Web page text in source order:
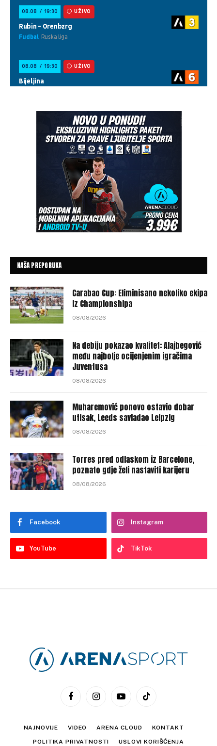
NAŠA PREPORUKA
Carabao Cup: Eliminisano nekoliko ekipa
iz Championshipa
08/08/2026
Na debiju pokazao kvalitet: Alajbegović
među najbolje ocijenjenim igračima
Juventusa
08/08/2026
Muharemović ponovo ostavio dobar
utisak, Leeds savladao Leipzig
08/08/2026
Torres pred odlaskom iz Barcelone,
poznato gdje želi nastaviti karijeru
08/08/2026
Facebook Instagram
YouTube TikTok
FacebookInstagramYouTubeTikTok
NAJNOVIJE VIDEO ARENA CLOUD KONTAKT
POLITIKA PRIVATNOSTI USLOVI KORIŠĆENJA